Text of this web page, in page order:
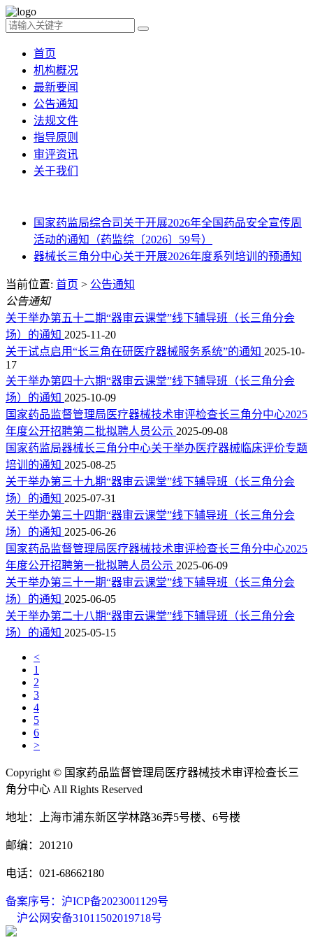
首页
机构概况
最新要闻
公告通知
法规文件
指导原则
审评资讯
关于我们
国家药监局综合司关于开展2026年全国药品安全宣传周
活动的通知（药监综〔2026〕59号）
器械长三角分中心关于开展2026年度系列培训的预通知
当前位置: 首页 > 公告通知
公告通知
关于举办第五十二期“器审云课堂”线下辅导班（长三角分会
场）的通知 2025-11-20
关于试点启用“长三角在研医疗器械服务系统”的通知 2025-10-
17
关于举办第四十六期“器审云课堂”线下辅导班（长三角分会
场）的通知 2025-10-09
国家药品监督管理局医疗器械技术审评检查长三角分中心2025
年度公开招聘第二批拟聘人员公示 2025-09-08
国家药监局器械长三角分中心关于举办医疗器械临床评价专题
培训的通知 2025-08-25
关于举办第三十九期“器审云课堂”线下辅导班（长三角分会
场）的通知 2025-07-31
关于举办第三十四期“器审云课堂”线下辅导班（长三角分会
场）的通知 2025-06-26
国家药品监督管理局医疗器械技术审评检查长三角分中心2025
年度公开招聘第一批拟聘人员公示 2025-06-09
关于举办第三十一期“器审云课堂”线下辅导班（长三角分会
场）的通知 2025-06-05
关于举办第二十八期“器审云课堂”线下辅导班（长三角分会
场）的通知 2025-05-15
<
1
2
3
4
5
6
>
Copyright © 国家药品监督管理局医疗器械技术审评检查长三
角分中心 All Rights Reserved
地址：上海市浦东新区学林路36弄5号楼、6号楼
邮编：201210
电话：021-68662180
备案序号：沪ICP备2023001129号
沪公网安备31011502019718号